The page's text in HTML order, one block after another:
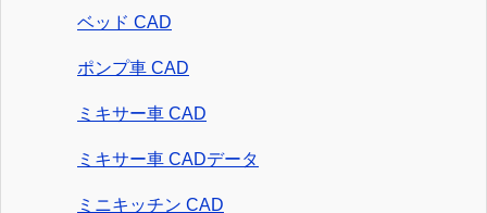
ベッド CAD
ポンプ車 CAD
ミキサー車 CAD
ミキサー車 CADデータ
ミニキッチン CAD